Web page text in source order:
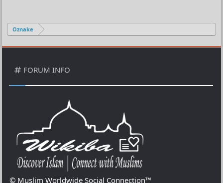
Oznake
FORUM INFO
© Muslim Worldwide Social Connection™